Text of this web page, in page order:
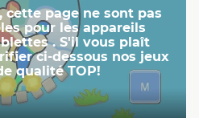
cette page ne ​​sont pas
pour les appareils
. S'il vous plaît
ci-dessous nos jeux
qualité TOP!